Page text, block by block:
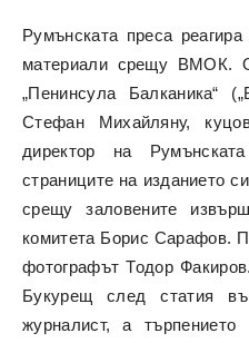
Румънската преса
материали срещу ВМОК.
„Пенинсула Балканика“
Стефан Михайляну,
директор на
страниците на изданието
срещу заловените
комитета Борис Сарафов.
фотографът Тодор
Букурещ след статия
журналист, а